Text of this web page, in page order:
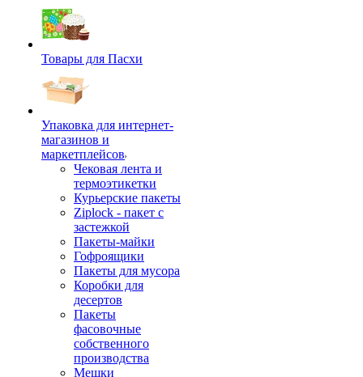
Товары для Пасхи
Упаковка для интернет-
магазинов и
маркетплейсов
Чековая лента и
термоэтикетки
Курьерские пакеты
Ziplock - пакет с
застежкой
Пакеты-майки
Гофроящики
Пакеты для мусора
Коробки для
десертов
Пакеты
фасовочные
собственного
производства
Мешки